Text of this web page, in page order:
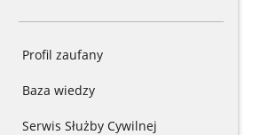
Profil zaufany
Baza wiedzy
Serwis Służby Cywilnej